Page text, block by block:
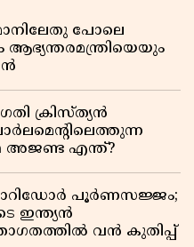
പോലെ
ക്രിസ്ത്യൻ
അജണ്ട എന്ത്?
പൂർണസജ്ജം;
ഇന്ത്യൻ
വൻ കുതിപ്പ്